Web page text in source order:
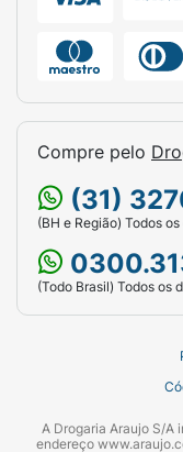
Compre pelo
(31)
(BH e Região) Todos
(Todo Brasil) Todos os
A Drogaria Araujo S/A
endereço